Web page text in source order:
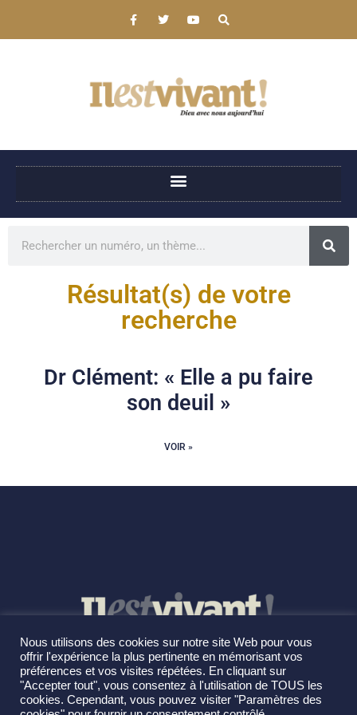
Résultat(s) de votre
recherche
Dr Clément: « Elle a pu faire
son deuil »
VOIR »
Nous utilisons des cookies sur notre site Web pour vous
offrir l'expérience la plus pertinente en mémorisant vos
préférences et vos visites répétées. En cliquant sur
"Accepter tout", vous consentez à l'utilisation de TOUS les
cookies. Cependant, vous pouvez visiter "Paramètres des